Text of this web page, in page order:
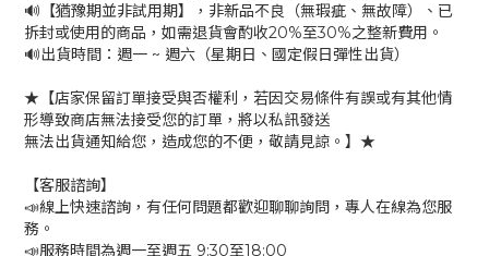
🔊【猶豫期並非試用期】，非新品不良（無瑕疵、無故障）、已
拆封或使用的商品，如需退貨會酌收20%至30%之整新費用。
🔊出貨時間：週一 ~ 週六（星期日、國定假日彈性出貨）
★【店家保留訂單接受與否權利，若因交易條件有誤或有其他情
形導致商店無法接受您的訂單，將以私訊發送
無法出貨通知給您，造成您的不便，敬請見諒。】★
【客服諮詢】
📣線上快速諮詢，有任何問題都歡迎聊聊詢問，專人在線為您服
務。
📣服務時間為週一至週五 9:30至18:00